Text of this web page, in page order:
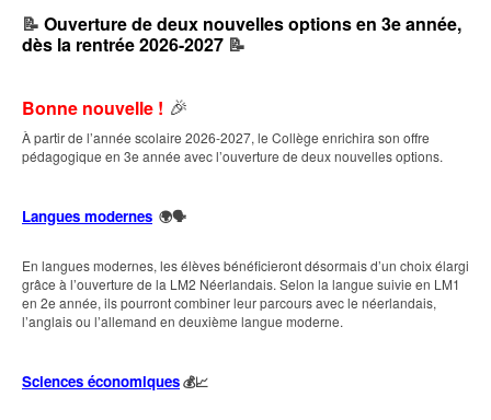
📝 Ouverture de deux nouvelles options en 3e année,
dès la rentrée 2026-2027 📝
Bonne nouvelle ! 🎉
À partir de l’année scolaire 2026-2027, le Collège enrichira son offre
pédagogique en 3e année avec l’ouverture de deux nouvelles options.
Langues modernes 🌍🗣️
En langues modernes, les élèves bénéficieront désormais d’un choix élargi
grâce à l’ouverture de la LM2 Néerlandais. Selon la langue suivie en LM1
en 2e année, ils pourront combiner leur parcours avec le néerlandais,
l’anglais ou l’allemand en deuxième langue moderne.
Sciences économiques💰📈